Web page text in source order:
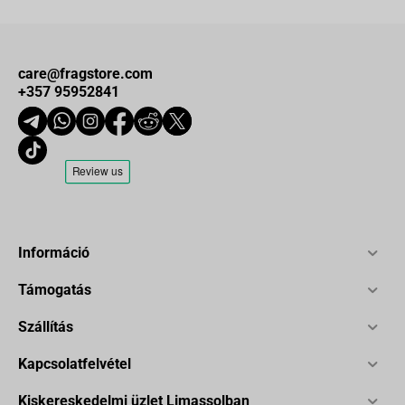
care@fragstore.com
+357 95952841
Információ
Támogatás
Szállítás
Kapcsolatfelvétel
Kiskereskedelmi üzlet Limassolban